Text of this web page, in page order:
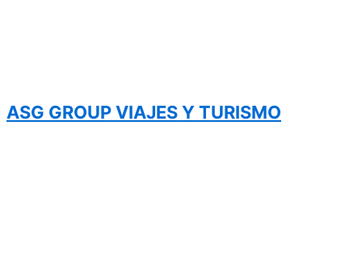
ASG GROUP VIAJES Y TURISMO